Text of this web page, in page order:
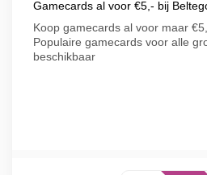
Gamecards al voor €5,- bij
Koop gamecards al voor maar
Populaire gamecards voor alle
beschikbaar